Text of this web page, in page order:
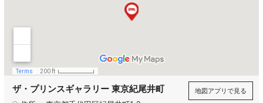
ザ・プリンスギャラリー 東京紀尾井町 地図アプリで見る